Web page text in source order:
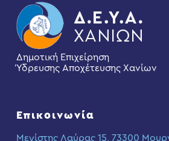
Δημοτική Επιχείρηση
Ύδρευσης Αποχέτευσης Χανίων
Επικοινωνία
Μεγίστης Λαύρας 15, 73300